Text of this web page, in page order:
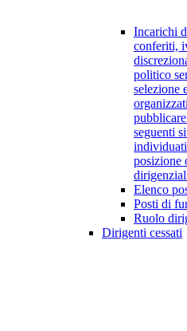
Incarichi
conferiti,
politico
selezione
seguenti
posizione
Elenco
Posti di
Ruolo
Dirigenti cessati